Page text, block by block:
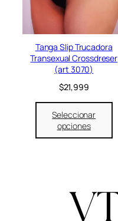
Tanga Slip Trucadora
Transexual Crossdreser
(art 3070)
$21,999
Seleccionar
opciones